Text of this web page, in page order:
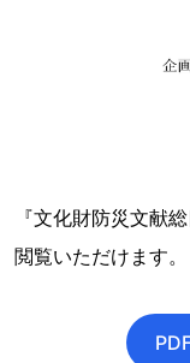
『文化財防災文献
閲覧いただけます。